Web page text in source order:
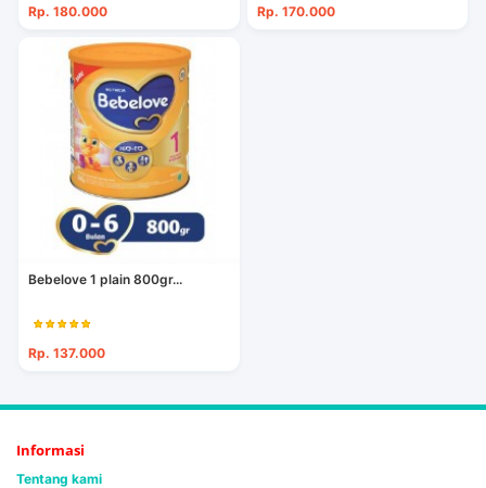
Rp. 180.000 Rp. 170.000
Bebelove 1 plain 800gr...
Rp. 137.000
Informasi
Tentang kami